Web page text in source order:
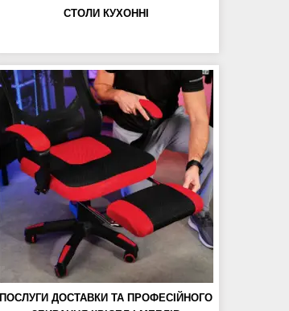
СТОЛИ КУХОННІ
ПОСЛУГИ ДОСТАВКИ ТА ПРОФЕСІЙНОГО